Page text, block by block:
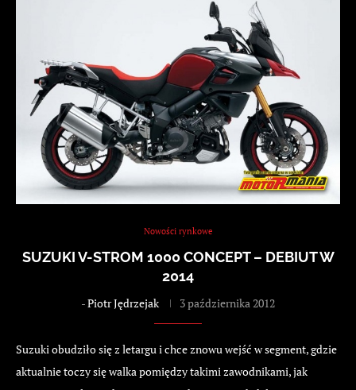
Nowości rynkowe
SUZUKI V-STROM 1000 CONCEPT – DEBIUT W
2014
-Piotr Jędrzejak 3 października 2012
Suzuki obudziło się z letargu i chce znowu wejść w segment, gdzie
aktualnie toczy się walka pomiędzy takimi zawodnikami, jak